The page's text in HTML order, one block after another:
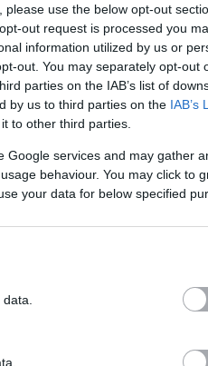
use the below opt-out
out request is processed you
information utilized by us or
out. You may separately opt-out
parties on the IAB’s list of
by us to third parties on the IAB’s
to other third parties.
Google services and may gather
behaviour. You may click to
your data for below specified
nagyobb
Leszűrjük,
sózzuk,
3-4 perc alatt
és kevés